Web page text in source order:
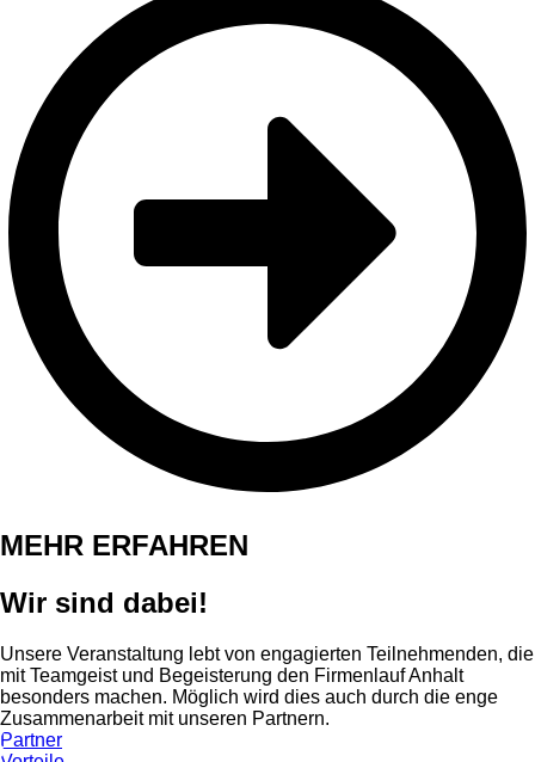
MEHR ERFAHREN
Wir sind dabei!
Unsere Veranstaltung lebt von engagierten Teilnehmenden, die
mit Teamgeist und Begeisterung den Firmenlauf Anhalt
besonders machen. Möglich wird dies auch durch die enge
Zusammenarbeit mit unseren Partnern.
Partner